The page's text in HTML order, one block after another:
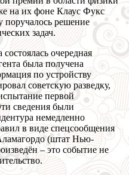
на их фоне Клаус Фукс
поручалось решение
задач.
очередная
была получена
по устройству
советскую разведку,
первой
сведения были
немедленно
в виде спецсообщения
(штат Нью-
– это событие не